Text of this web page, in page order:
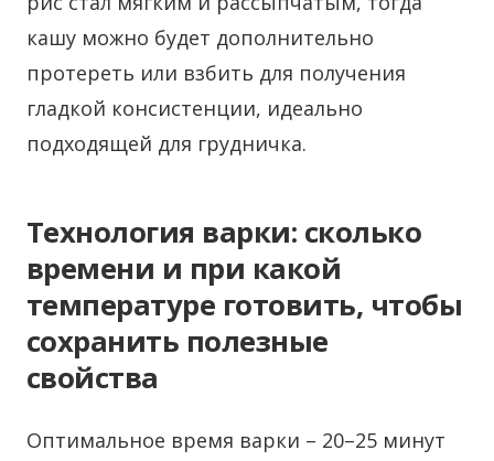
кашу можно будет дополнительно
протереть или взбить для получения
гладкой консистенции, идеально
подходящей для грудничка.
Технология варки: сколько
времени и при какой
температуре готовить, чтобы
сохранить полезные
свойства
Оптимальное время варки – 20–25 минут